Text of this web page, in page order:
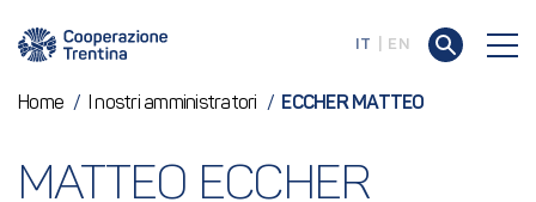
IT EN
Home / I nostri amministratori / ECCHER MATTEO
MATTEO ECCHER